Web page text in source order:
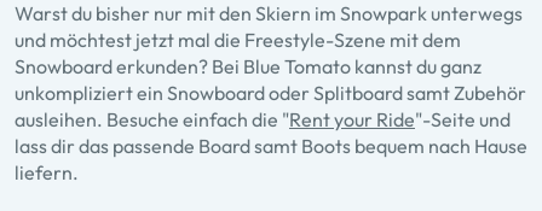
Warst du bisher nur mit den Skiern im Snowpark unterwegs
und möchtest jetzt mal die Freestyle-Szene mit dem
Snowboard erkunden? Bei Blue Tomato kannst du ganz
unkompliziert ein Snowboard oder Splitboard samt Zubehör
ausleihen. Besuche einfach die "Rent your Ride"-Seite und
lass dir das passende Board samt Boots bequem nach Hause
liefern.